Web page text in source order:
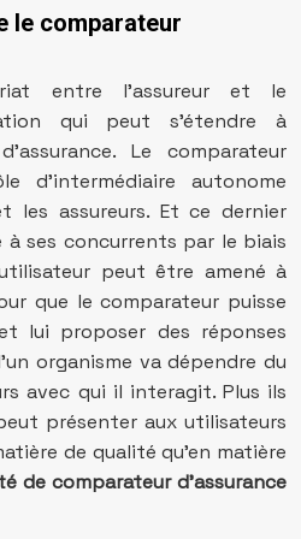
le comparateur
entre l’assureur et le
qui peut s’étendre à
Le comparateur
d’intermédiaire autonome
les assureurs. Et ce dernier
à ses concurrents par le biais
peut être amené à
que le comparateur puisse
lui proposer des réponses
organisme va dépendre du
avec qui il interagit. Plus ils
présenter aux utilisateurs
de qualité qu’en matière
de comparateur d’assurance